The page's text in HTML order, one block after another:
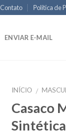
Contato Política de
ENVIAR E-MAIL
INÍCIO /
Casaco
Sintética